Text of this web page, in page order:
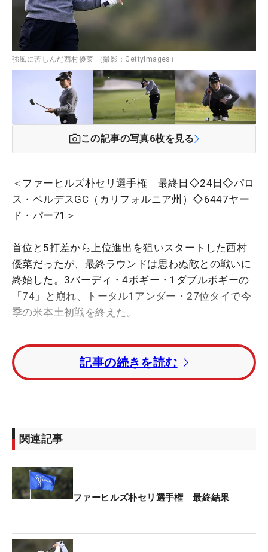
強風に苦しんだ西村優菜 （撮影：GettyImages）
この記事の写真6枚を見る
＜ファーヒルズ朴セリ選手権 最終日◇24日◇パロ
ス・ベルデスGC（カリフォルニア州）◇6447ヤー
ド・パー71＞
首位と5打差から上位進出を狙いスタートした西村
優菜だったが、最終ラウンドは思わぬ敵との戦いに
終始した。3バーディ・4ボギー・1ダブルボギーの
「74」と崩れ、トータル1アンダー・27位タイで今
季の米本土初戦を終えた。
朝から猛烈な風が吹き荒れる天候に苦しんだ。先に
来たのは序盤4番でのダブルボギー。持ち味の正確
なショットも機能せずに翻弄（ほんろう）された。
らも、風と友達になることはできなかった。
で、すごく難しかった。特にきょうは距離が長く感
じてしまったところが多くて、その難しさをカバー
強烈な風が吹きつけるアゲンストのホールでは長い
記事の続きを読む
関連記事
ファーヒルズ朴セリ選手権 最終結果